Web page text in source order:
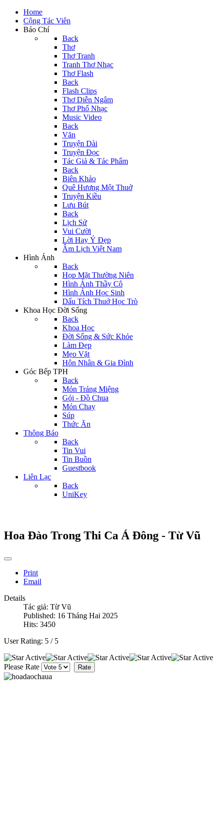
Home
Cộng Tác Viên
Báo Chí
Back
Thơ
Thơ Tranh
Tranh Thơ Nhạc
Thơ Flash
Back
Flash Clips
Thơ Diễn Ngâm
Thơ Phổ Nhạc
Music Video
Back
Văn
Truyện Dài
Truyện Đọc
Tác Giả & Tác Phẩm
Back
Biên Khảo
Quê Hương Một Thuở
Truyện Kiều
Lưu Bút
Back
Lịch Sử
Vui Cười
Lời Hay Ý Đẹp
Âm Lịch Việt Nam
Hình Ảnh
Back
Họp Mặt Thường Niên
Hình Ảnh Thầy Cô
Hình Ảnh Học Sinh
Dấu Tích Thuở Học Trò
Khoa Học Đời Sống
Back
Khoa Học
Đời Sống & Sức Khỏe
Làm Đẹp
Mẹo Vặt
Hôn Nhân & Gia Đình
Góc Bếp TPH
Back
Món Tráng Miệng
Gỏi - Đồ Chua
Món Chay
Súp
Thức Ăn
Thông Báo
Back
Tin Vui
Tin Buồn
Guestbook
Liên Lạc
Back
UniKey
Hoa Đào Trong Thi Ca Á Đông - Từ Vũ
Print
Email
Details
Tác giả: Từ Vũ
Published: 16 Tháng Hai 2025
Hits: 3450
User Rating: 5 / 5
Please Rate